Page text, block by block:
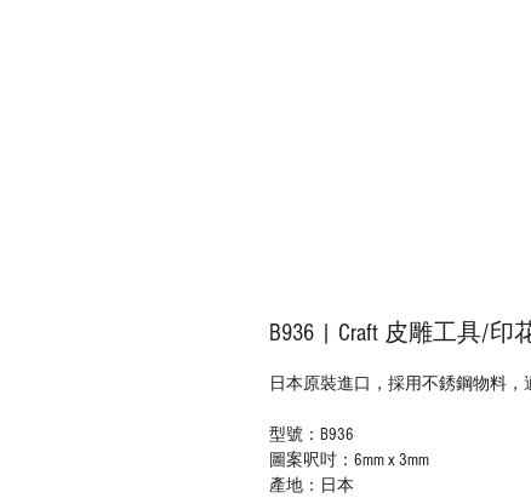
B936 | Craft 皮雕工具/印
日本原裝進口，採用不銹鋼物料，
型號：B936
圖案呎吋：6mm x 3mm
產地：日本